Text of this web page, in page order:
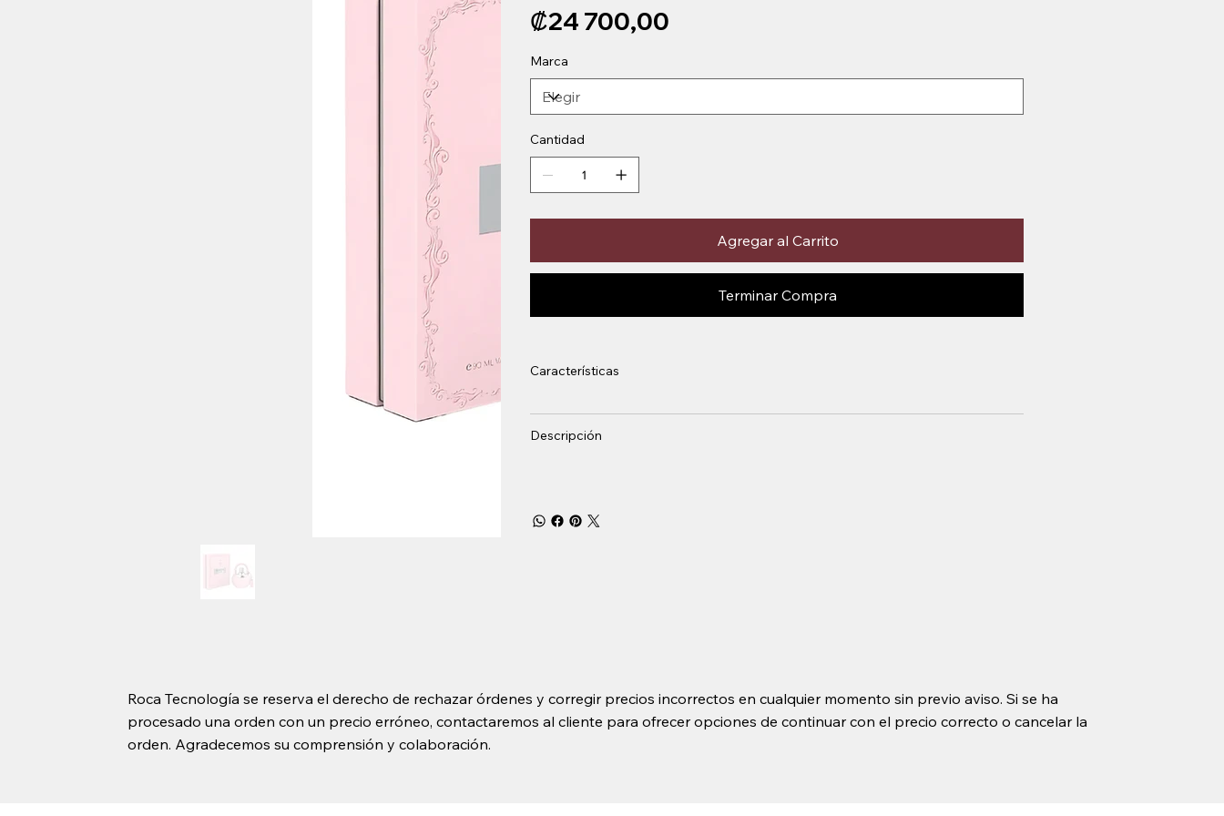
₡24 700,00
Marca
Cantidad
Agregar al Carrito
Terminar Compra
Características
Descripción
Roca Tecnología se reserva el derecho de rechazar órdenes y corregir precios incorrectos en cualquier momento sin previo aviso. Si se ha
procesado una orden con un precio erróneo, contactaremos al cliente para ofrecer opciones de continuar con el precio correcto o cancelar la
orden. Agradecemos su comprensión y colaboración.